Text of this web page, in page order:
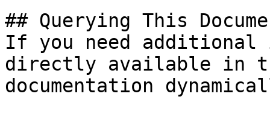
## Querying This
If you need
directly available in
documentation